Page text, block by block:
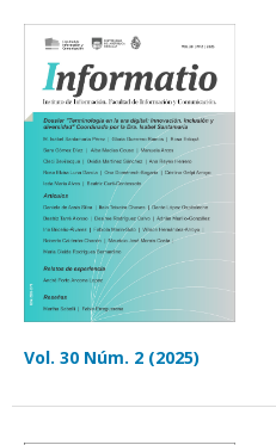
Vol. 30 Núm. 2 (2025)